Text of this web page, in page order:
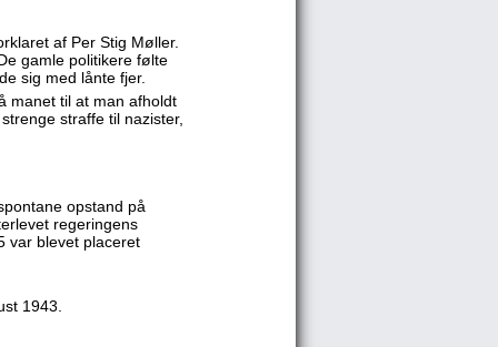
af Per Stig Møller.
gamle politikere følte
sig med lånte fjer.
manet til at man afholdt
straffe til nazister,
opstand på
regeringens
var blevet placeret
1943.